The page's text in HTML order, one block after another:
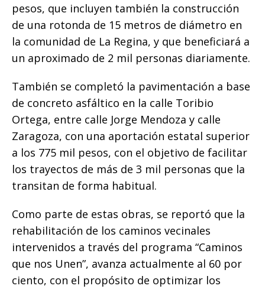
pesos, que incluyen también la construcción
de una rotonda de 15 metros de diámetro en
la comunidad de La Regina, y que beneficiará a
un aproximado de 2 mil personas diariamente.
También se completó la pavimentación a base
de concreto asfáltico en la calle Toribio
Ortega, entre calle Jorge Mendoza y calle
Zaragoza, con una aportación estatal superior
a los 775 mil pesos, con el objetivo de facilitar
los trayectos de más de 3 mil personas que la
transitan de forma habitual.
Como parte de estas obras, se reportó que la
rehabilitación de los caminos vecinales
intervenidos a través del programa “Caminos
que nos Unen”, avanza actualmente al 60 por
ciento, con el propósito de optimizar los